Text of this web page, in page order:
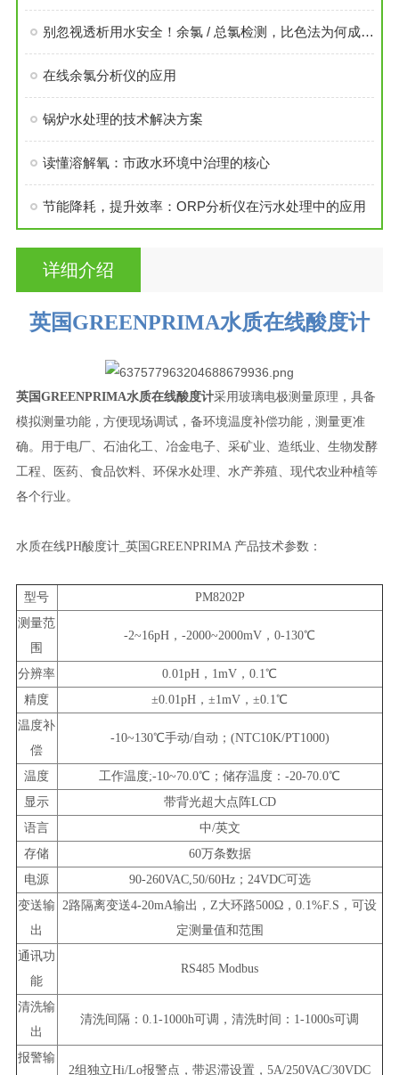
别忽视透析用水安全！余氯 / 总氯检测，比色法为何成为优选？
在线余氯分析仪的应用
锅炉水处理的技术解决方案
读懂溶解氧：市政水环境中治理的核心
节能降耗，提升效率：ORP分析仪在污水处理中的应用
详细介绍
英国GREENPRIMA水质在线酸度计
英国GREENPRIMA水质在线酸度计采用玻璃电极测量原理，具备
模拟测量功能，方便现场调试，备环境温度补偿功能，测量更准
确。用于电厂、石油化工、冶金电子、采矿业、造纸业、生物发酵
工程、医药、食品饮料、环保水处理、水产养殖、现代农业种植等
各个行业。
水质在线PH酸度计_英国GREENPRIMA 产品技术参数：
型号
PM8202P
测量范
围
-2~16pH，-2000~2000mV，0-130℃
分辨率
0.01pH，1mV，0.1℃
精度
±0.01pH，±1mV，±0.1℃
温度补
偿
-10~130℃手动/自动；(NTC10K/PT1000)
温度
工作温度;-10~70.0℃；储存温度：-20-70.0℃
显示
带背光超大点阵LCD
语言
中/英文
存储
60万条数据
电源
90-260VAC,50/60Hz；24VDC可选
变送输
出
2路隔离变送4-20mA输出，Z大环路500Ω，0.1%F.S，可设
定测量值和范围
通讯功
能
RS485 Modbus
清洗输
出
清洗间隔：0.1-1000h可调，清洗时间：1-1000s可调
报警输
2组独立Hi/Lo报警点，带迟滞设置，5A/250VAC/30VDC